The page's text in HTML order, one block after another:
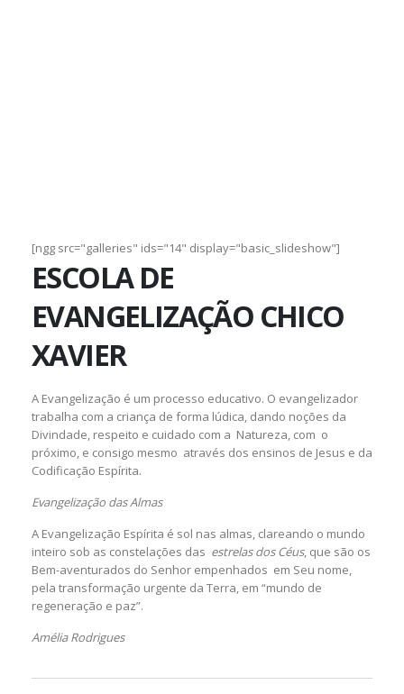
[ngg src="galleries" ids="14" display="basic_slideshow"]
ESCOLA DE
EVANGELIZAÇÃO CHICO
XAVIER
A Evangelização é um processo educativo. O evangelizador
trabalha com a criança de forma lúdica, dando noções da
Divindade, respeito e cuidado com a Natureza, com o
próximo, e consigo mesmo através dos ensinos de Jesus e da
Codificação Espírita.
Evangelização das Almas
A Evangelização Espírita é sol nas almas, clareando o mundo
inteiro sob as constelações das estrelas dos Céus, que são os
Bem-aventurados do Senhor empenhados em Seu nome,
pela transformação urgente da Terra, em “mundo de
regeneração e paz”.
Amélia Rodrigues